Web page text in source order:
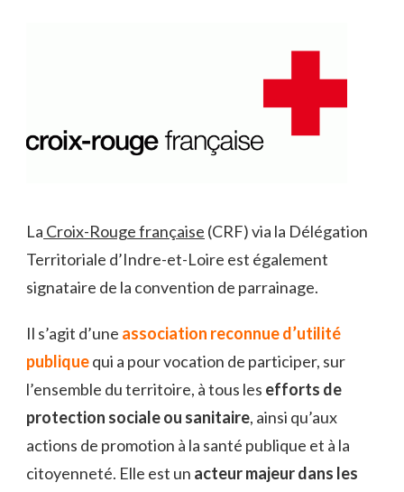
La Croix-Rouge française (CRF) via la Délégation
Territoriale d’Indre-et-Loire est également
signataire de la convention de parrainage.
Il s’agit d’une association reconnue d’utilité
publiquequi a pour vocation de participer, sur
l’ensemble du territoire, à tous les efforts de
protection sociale ou sanitaire, ainsi qu’aux
actions de promotion à la santé publique et à la
citoyenneté. Elle est un acteur majeur dans les